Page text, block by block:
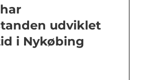
udviklet
i Nykøbing